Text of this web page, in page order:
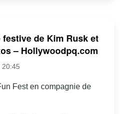
de Kim Rusk et
– Hollywoodpq.com
20:45
Fest en compagnie de